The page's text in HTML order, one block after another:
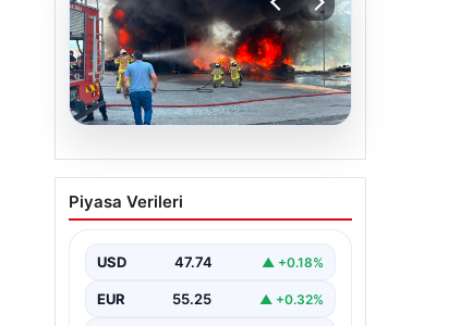
06.08.2026
Dumanlar ilçeyi kapladı:
Bursa’da tamirhanede
Piyasa Verileri
USD 47.74 ▲ +0.18%
EUR 55.25 ▲ +0.32%